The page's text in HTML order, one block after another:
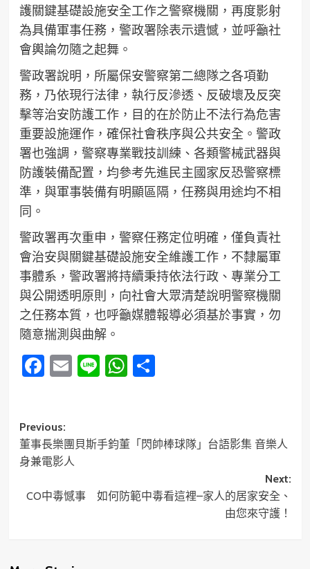
護關鍵基礎設施安全工作之警察機關，再度影射
為具備軍事任務，警政署除表示遺憾，並呼籲社
會輿論勿隨之起舞。
警政署說明，所屬保安警察第二總隊之各項勤
務，乃依現行法律，執行反滲透、反破壞及反突
擊等治安防護工作，目的在於防止不法行為危害
重要設施運作，確保社會秩序與公共安全。警政
署也強調，警察專業戰技訓練、各類警械武器與
防護裝備配置，均參考先進民主國家反恐警察標
準，與軍事裝備有明顯區隔，任務與用途均不相
同。
警政署再次重申，警察任務定位明確，僅負責社
會治安與關鍵基礎設施安全維護工作，不隸屬軍
事體系，警政署將持續秉持依法行政、專業分工
與公開透明原則，向社會大眾清楚說明警察機關
之任務本質，也呼籲媒體報導必須基於事實，勿
隨意揣測與曲解。
Facebook
Email
LineWhatsApp
分
Post
navigation
Previous:
董事長樂團貝斯手鈞董「閃帥棒球隊」台語影集 音樂人
身兼電影人
Next:
CO中毒憾事 如何防範中毒看這裡–家人的居家安全、
由您來守護！